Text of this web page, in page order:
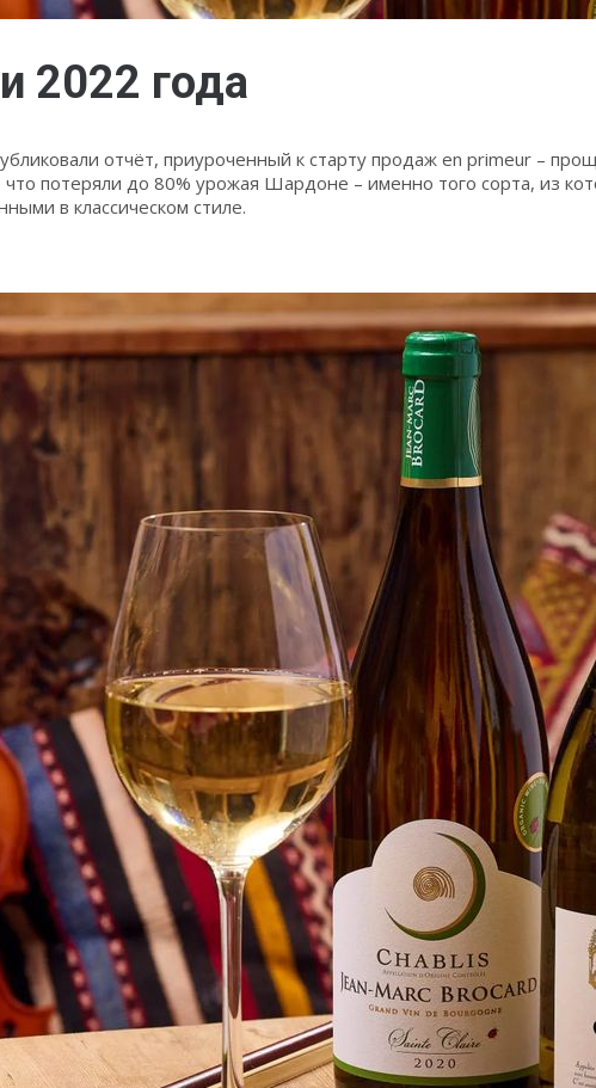
2022 года
отчёт, приуроченный к старту продаж en primeur –
потеряли до 80% урожая Шардоне – именно того сорта, из
в классическом стиле.